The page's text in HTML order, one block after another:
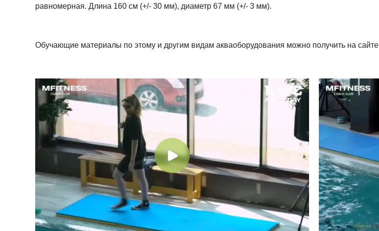
равномерная. Длина 160 см (+/- 30 мм), диаметр 67 мм (+/- 3 мм).
Обучающие материалы по этому и другим видам акваоборудования можно получить на сайте